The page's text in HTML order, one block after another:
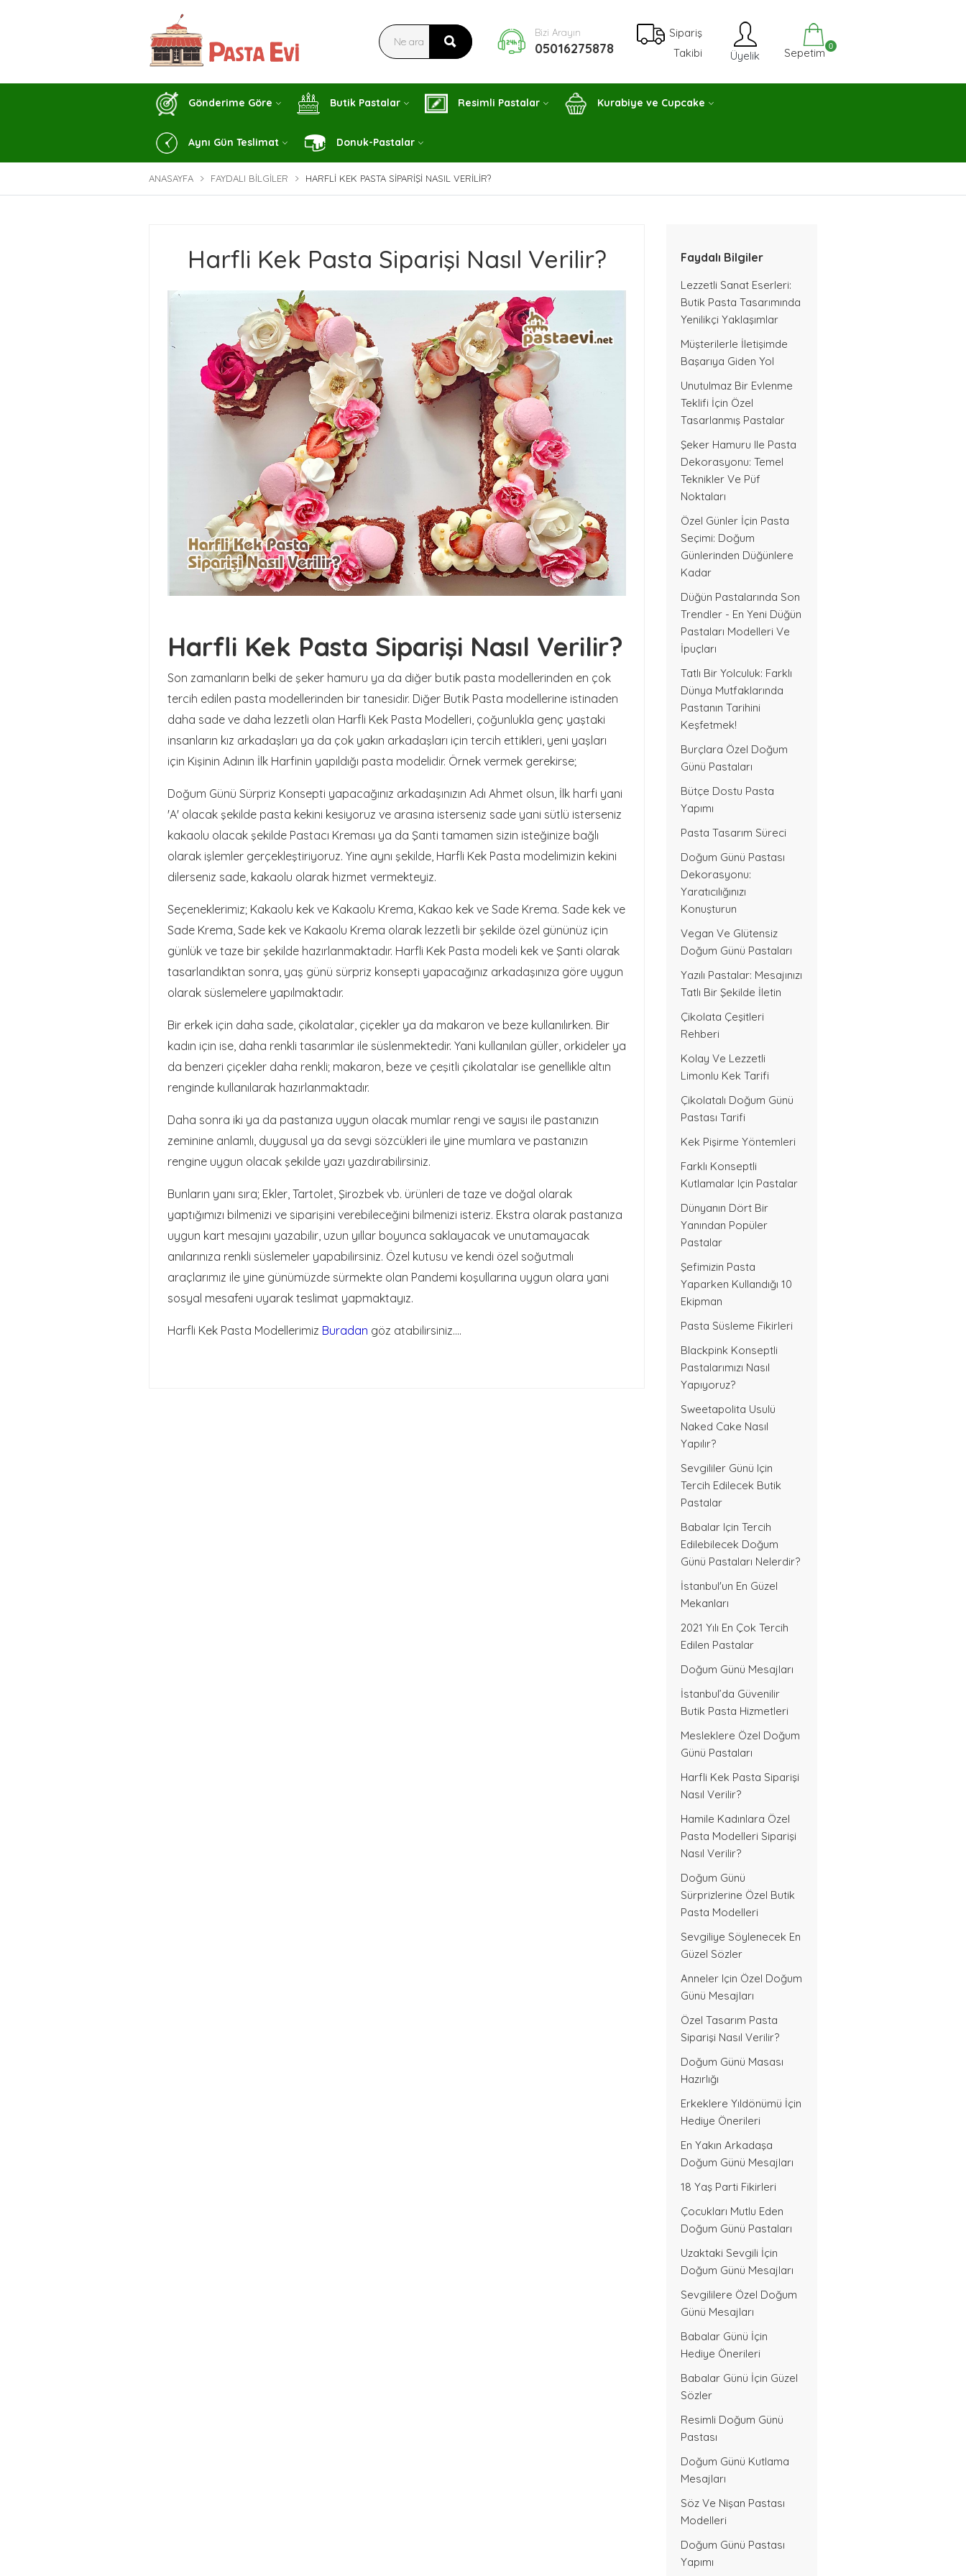
Sipariş
Takibi
Bizi Arayın
05016275878 Üyelik Sepetim 0
Gönderime Göre Butik Pastalar Resimli Pastalar Kurabiye ve Cupcake
Aynı Gün Teslimat Donuk-Pastalar
ANASAYFA FAYDALI BILGILER HARFLI KEK PASTA SIPARIŞI NASIL VERILIR?
Faydalı Bilgiler
Lezzetli Sanat Eserleri:
Butik Pasta Tasarımında
Yenilikçi Yaklaşımlar
Müşterilerle İletişimde
Başarıya Giden Yol
Unutulmaz Bir Evlenme
Teklifi İçin Özel
Tasarlanmış Pastalar
Şeker Hamuru Ile Pasta
Dekorasyonu: Temel
Teknikler Ve Püf
Noktaları
Özel Günler İçin Pasta
Seçimi: Doğum
Günlerinden Düğünlere
Kadar
Düğün Pastalarında Son
Trendler - En Yeni Düğün
Pastaları Modelleri Ve
İpuçları
Tatlı Bir Yolculuk: Farklı
Dünya Mutfaklarında
Pastanın Tarihini
Keşfetmek!
Burçlara Özel Doğum
Günü Pastaları
Bütçe Dostu Pasta
Yapımı
Pasta Tasarım Süreci
Doğum Günü Pastası
Dekorasyonu:
Yaratıcılığınızı
Konuşturun
Vegan Ve Glütensiz
Doğum Günü Pastaları
Yazılı Pastalar: Mesajınızı
Tatlı Bir Şekilde İletin
Çikolata Çeşitleri
Rehberi
Kolay Ve Lezzetli
Limonlu Kek Tarifi
Çikolatalı Doğum Günü
Pastası Tarifi
Kek Pişirme Yöntemleri
Farklı Konseptli
Kutlamalar Için Pastalar
Dünyanın Dört Bir
Yanından Popüler
Pastalar
Şefimizin Pasta
Yaparken Kullandığı 10
Ekipman
Pasta Süsleme Fikirleri
Blackpink Konseptli
Pastalarımızı Nasıl
Yapıyoruz?
Sweetapolita Usulü
Naked Cake Nasıl
Yapılır?
Sevgililer Günü Için
Tercih Edilecek Butik
Pastalar
Babalar Için Tercih
Edilebilecek Doğum
Günü Pastaları Nelerdir?
İstanbul'un En Güzel
Mekanları
2021 Yılı En Çok Tercih
Edilen Pastalar
Doğum Günü Mesajları
İstanbul’da Güvenilir
Butik Pasta Hizmetleri
Mesleklere Özel Doğum
Günü Pastaları
Harfli Kek Pasta Siparişi
Nasıl Verilir?
Hamile Kadınlara Özel
Pasta Modelleri Siparişi
Nasıl Verilir?
Doğum Günü
Sürprizlerine Özel Butik
Pasta Modelleri
Sevgiliye Söylenecek En
Güzel Sözler
Anneler Için Özel Doğum
Günü Mesajları
Özel Tasarım Pasta
Siparişi Nasıl Verilir?
Doğum Günü Masası
Hazırlığı
Erkeklere Yıldönümü İçin
Hediye Önerileri
En Yakın Arkadaşa
Doğum Günü Mesajları
18 Yaş Parti Fikirleri
Çocukları Mutlu Eden
Doğum Günü Pastaları
Uzaktaki Sevgili İçin
Doğum Günü Mesajları
Sevgililere Özel Doğum
Günü Mesajları
Babalar Günü İçin
Hediye Önerileri
Babalar Günü İçin Güzel
Sözler
Resimli Doğum Günü
Pastası
Doğum Günü Kutlama
Mesajları
Söz Ve Nişan Pastası
Modelleri
Doğum Günü Pastası
Yapımı
Harfli Kek Pasta Siparişi Nasıl Verilir?
Harfli Kek Pasta Siparişi Nasıl Verilir?
Son zamanların belki de şeker hamuru ya da diğer butik pasta modellerinden en çok
tercih edilen pasta modellerinden bir tanesidir. Diğer Butik Pasta modellerine istinaden
daha sade ve daha lezzetli olan Harfli Kek Pasta Modelleri, çoğunlukla genç yaştaki
insanların kız arkadaşları ya da çok yakın arkadaşları için tercih ettikleri, yeni yaşları
için Kişinin Adının İlk Harfinin yapıldığı pasta modelidir. Örnek vermek gerekirse;
Doğum Günü Sürpriz Konsepti yapacağınız arkadaşınızın Adı Ahmet olsun, İlk harfi yani
'A' olacak şekilde pasta kekini kesiyoruz ve arasına isterseniz sade yani sütlü isterseniz
kakaolu olacak şekilde Pastacı Kreması ya da Şanti tamamen sizin isteğinize bağlı
olarak işlemler gerçekleştiriyoruz. Yine aynı şekilde, Harfli Kek Pasta modelimizin kekini
dilerseniz sade, kakaolu olarak hizmet vermekteyiz.
Seçeneklerimiz; Kakaolu kek ve Kakaolu Krema, Kakao kek ve Sade Krema. Sade kek ve
Sade Krema, Sade kek ve Kakaolu Krema olarak lezzetli bir şekilde özel gününüz için
günlük ve taze bir şekilde hazırlanmaktadır. Harfli Kek Pasta modeli kek ve Şanti olarak
tasarlandıktan sonra, yaş günü sürpriz konsepti yapacağınız arkadaşınıza göre uygun
olarak süslemelere yapılmaktadır.
Bir erkek için daha sade, çikolatalar, çiçekler ya da makaron ve beze kullanılırken. Bir
kadın için ise, daha renkli tasarımlar ile süslenmektedir. Yani kullanılan güller, orkideler ya
da benzeri çiçekler daha renkli; makaron, beze ve çeşitli çikolatalar ise genellikle altın
renginde kullanılarak hazırlanmaktadır.
Daha sonra iki ya da pastanıza uygun olacak mumlar rengi ve sayısı ile pastanızın
zeminine anlamlı, duygusal ya da sevgi sözcükleri ile yine mumlara ve pastanızın
rengine uygun olacak şekilde yazı yazdırabilirsiniz.
Bunların yanı sıra; Ekler, Tartolet, Şirozbek vb. ürünleri de taze ve doğal olarak
yaptığımızı bilmenizi ve siparişini verebileceğini bilmenizi isteriz. Ekstra olarak pastanıza
uygun kart mesajını yazabilir, uzun yıllar boyunca saklayacak ve unutamayacak
anılarınıza renkli süslemeler yapabilirsiniz. Özel kutusu ve kendi özel soğutmalı
araçlarımız ile yine günümüzde sürmekte olan Pandemi koşullarına uygun olara yani
sosyal mesafeni uyarak teslimat yapmaktayız.
Harfli Kek Pasta Modellerimiz Buradan göz atabilirsiniz....